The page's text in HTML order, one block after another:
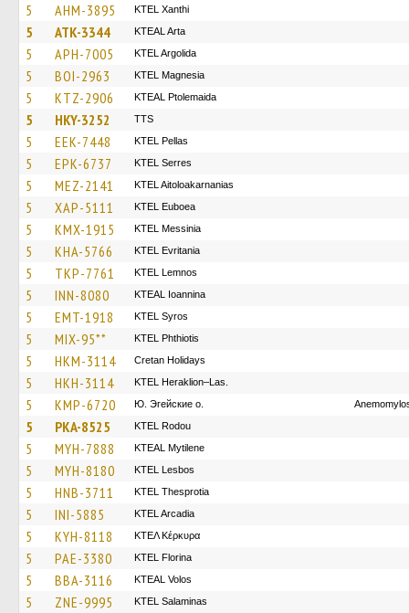
5 AHM-3895 KTEL Xanthi
5 ATK-3344 KTEAL Arta
5 APH-7005 KTEL Argolida
5 BOI-2963 ΚΤΕL Magnesia
5 KTZ-2906 KTEAL Ptolemaida
5 HKY-3252 TTS
5 EEK-7448 KTEL Pellas
5 EPK-6737 KTEL Serres
5 MEZ-2141 KTEL Aitoloakarnanias
5 XAP-5111 ΚΤΕL Euboea
5 KMX-1915 KTEL Messinia
5 KHA-5766 ΚΤΕL Evritania
5 TKP-7761 KTEL Lemnos
5 INN-8080 KTEAL Ioannina
5 EMT-1918 KTEL Syros
5 MIX-95** ΚΤΕL Phthiotis
5 HKM-3114 Cretan Holidays
5 HKH-3114 KTEL Heraklion–Las.
5 KMP-6720 Ю. Эгейские о.
5 PKA-8525 ΚΤΕL Rodou
5 MYH-7888 KTEAL Mytilene
5 MYH-8180 KTEL Lesbos
5 HNB-3711 KTEL Thesprotia
5 INI-5885 KTEL Arcadia
5 KYH-8118 ΚΤΕΛ Κέρκυρα
5 PAE-3380 KTEL Florina
5 BBA-3116 KTEAL Volos
5 ZNE-9995 KTEL Salaminas